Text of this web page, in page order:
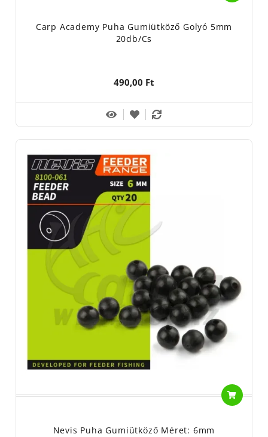
Carp Academy Puha Gumiütköző Golyó 5mm
20db/cs
490,00 Ft
Nevis Puha Gumiütköző Méret: 6mm